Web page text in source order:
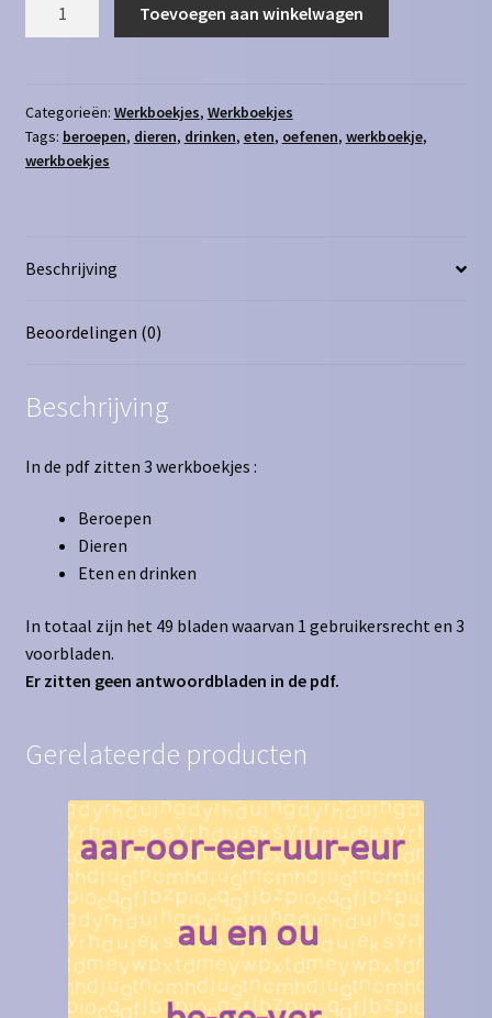
Set
1
aantal
Toevoegen aan winkelwagen
Categorieën: Werkboekjes, Werkboekjes
Tags: beroepen, dieren, drinken, eten, oefenen, werkboekje,
werkboekjes
Beschrijving
Beoordelingen (0)
Beschrijving
In de pdf zitten 3 werkboekjes :
Beroepen
Dieren
Eten en drinken
In totaal zijn het 49 bladen waarvan 1 gebruikersrecht en 3
voorbladen.
Er zitten geen antwoordbladen in de pdf.
Gerelateerde producten